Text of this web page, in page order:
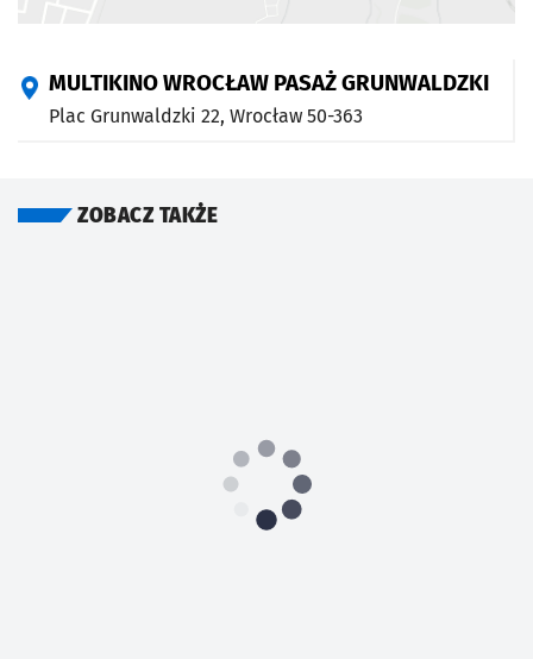
MULTIKINO WROCŁAW PASAŻ GRUNWALDZKI
Plac Grunwaldzki 22, Wrocław 50-363
ZOBACZ TAKŻE